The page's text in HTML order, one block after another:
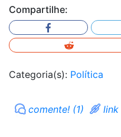
Compartilhe:
Categoria(s): Política
comente! (1) link